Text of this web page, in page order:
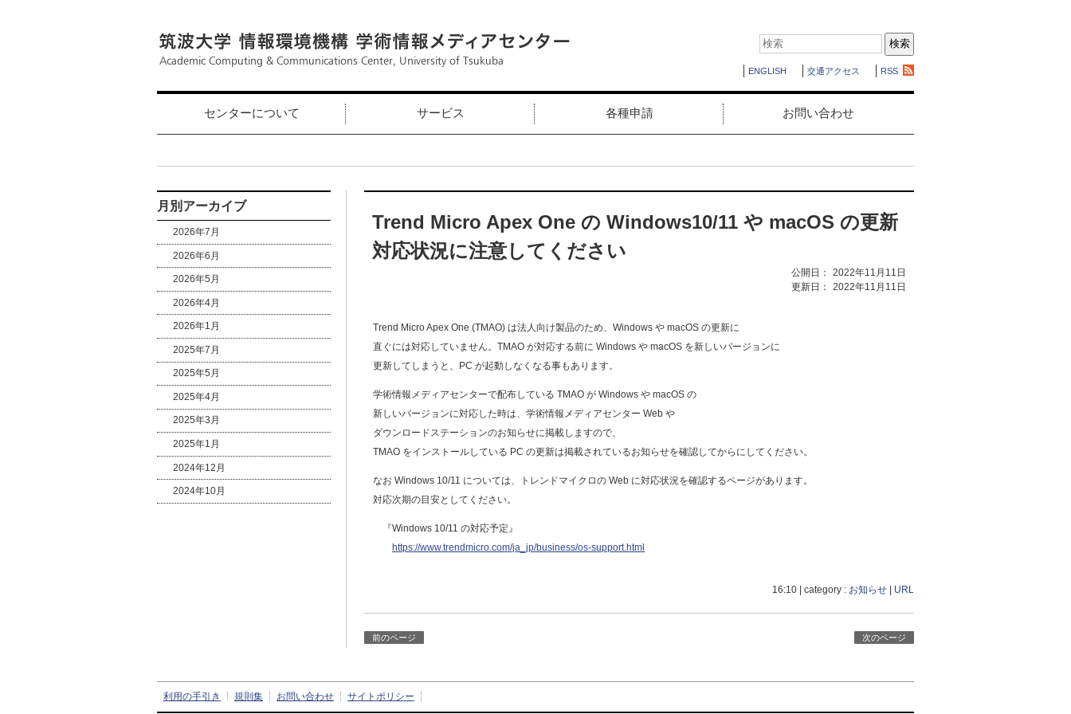
ENGLISH 交通アクセス RSS
センターについて サービス 各種申請 お問い合わせ
Trend Micro Apex One の Windows10/11 や macOS の更新
対応状況に注意してください
公開日：
2022年11月11日
更新日：
2022年11月11日
Trend Micro Apex One (TMAO) は法人向け製品のため、Windows や macOS の更新に
直ぐには対応していません。TMAO が対応する前に Windows や macOS を新しいバージョンに
更新してしまうと、PC が起動しなくなる事もあります。
学術情報メディアセンターで配布している TMAO が Windows や macOS の
新しいバージョンに対応した時は、学術情報メディアセンター Web や
ダウンロードステーションのお知らせに掲載しますので、
TMAO をインストールしている PC の更新は掲載されているお知らせを確認してからにしてください。
なお Windows 10/11 については、トレンドマイクロの Web に対応状況を確認するページがあります。
対応次期の目安としてください。
『Windows 10/11 の対応予定』
https://www.trendmicro.com/ja_jp/business/os-support.html
16:10 | category : お知らせ URL
前のページ 次のページ
月別アーカイブ
2026年7月
2026年6月
2026年5月
2026年4月
2026年1月
2025年7月
2025年5月
2025年4月
2025年3月
2025年1月
2024年12月
2024年10月
利用の手引き 規則集 お問い合わせ サイトポリシー